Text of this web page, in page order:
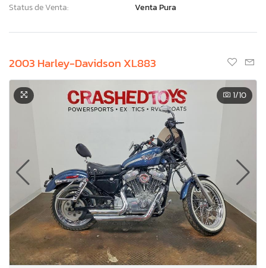
Status de Venta:
Venta Pura
2003 Harley-Davidson XL883
1/10